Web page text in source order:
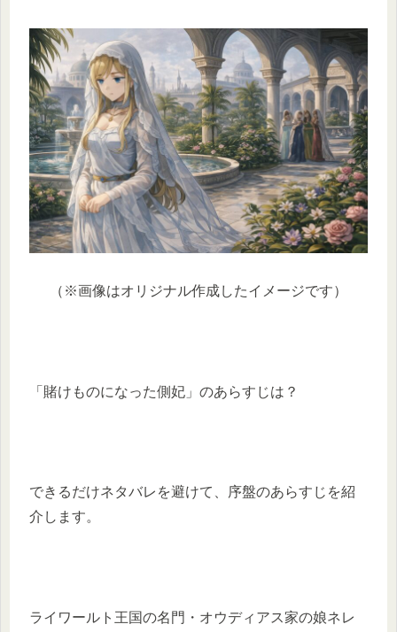
（※画像はオリジナル作成したイメージです）
「賭けものになった側妃」のあらすじは？
できるだけネタバレを避けて、序盤のあらすじを紹
介します。
ライワールト王国の名門・オウディアス家の娘ネレ